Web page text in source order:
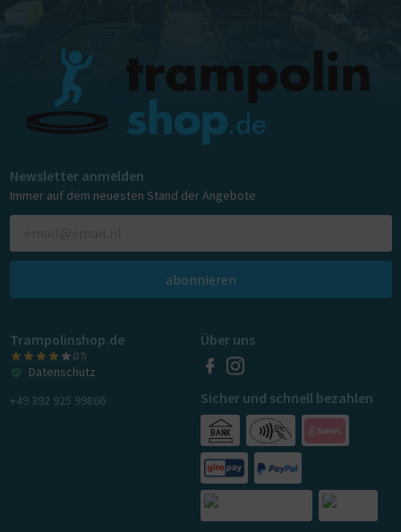
Newsletter anmelden
Immer auf dem neuesten Stand der Angebote
abonnieren
Trampolinshop.de
(27)
Datenschutz
+49 392 925 99866
Über uns
Sicher und schnell bezahlen